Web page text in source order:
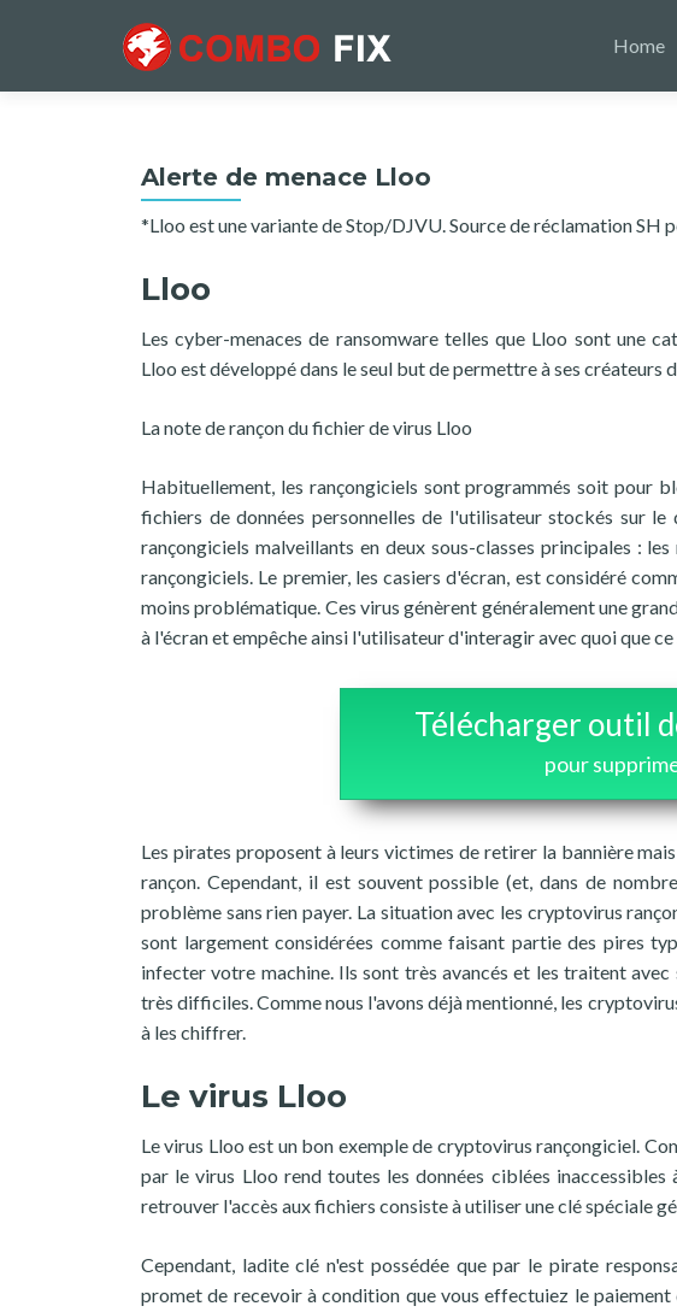
Home
Alerte de menace Lloo
*Lloo est une variante de Stop/DJVU. Source de réclamation SH
Lloo
Les cyber-menaces de ransomware telles que Lloo sont une
Lloo est développé dans le seul but de permettre à ses créateurs
La note de rançon du fichier de virus Lloo
Habituellement, les rançongiciels sont programmés soit pour
fichiers de données personnelles de l'utilisateur stockés sur
rançongiciels malveillants en deux sous-classes principales :
rançongiciels. Le premier, les casiers d'écran, est considéré
moins problématique. Ces virus génèrent généralement une
à l'écran et empêche ainsi l'utilisateur d'interagir avec quoi que
Télécharger outil
pour
Les pirates proposent à leurs victimes de retirer la bannière
rançon. Cependant, il est souvent possible (et, dans de
problème sans rien payer. La situation avec les cryptovirus
sont largement considérées comme faisant partie des pires
infecter votre machine. Ils sont très avancés et les traitent
très difficiles. Comme nous l'avons déjà mentionné, les
à les chiffrer.
Le virus Lloo
Le virus Lloo est un bon exemple de cryptovirus rançongiciel.
par le virus Lloo rend toutes les données ciblées
retrouver l'accès aux fichiers consiste à utiliser une clé spéciale
Cependant, ladite clé n'est possédée que par le pirate
promet de recevoir à condition que vous effectuiez le